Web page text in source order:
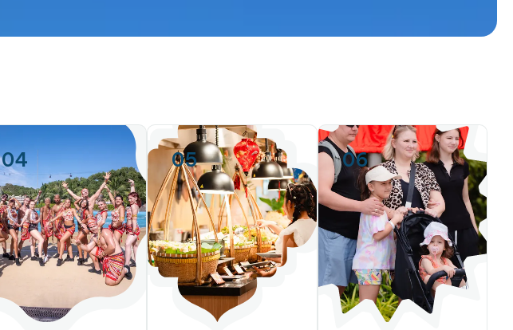
04 05 06